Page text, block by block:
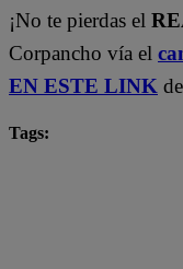
¡No te pierdas el
Corpancho vía el
EN ESTE LINK
Tags: